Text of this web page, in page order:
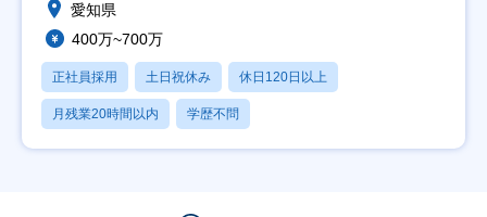
愛知県
400万~700万
正社員採用 土日祝休み 休日120日以上
月残業20時間以内 学歴不問